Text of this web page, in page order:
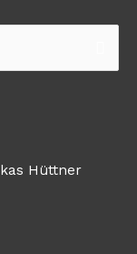
Hüttner